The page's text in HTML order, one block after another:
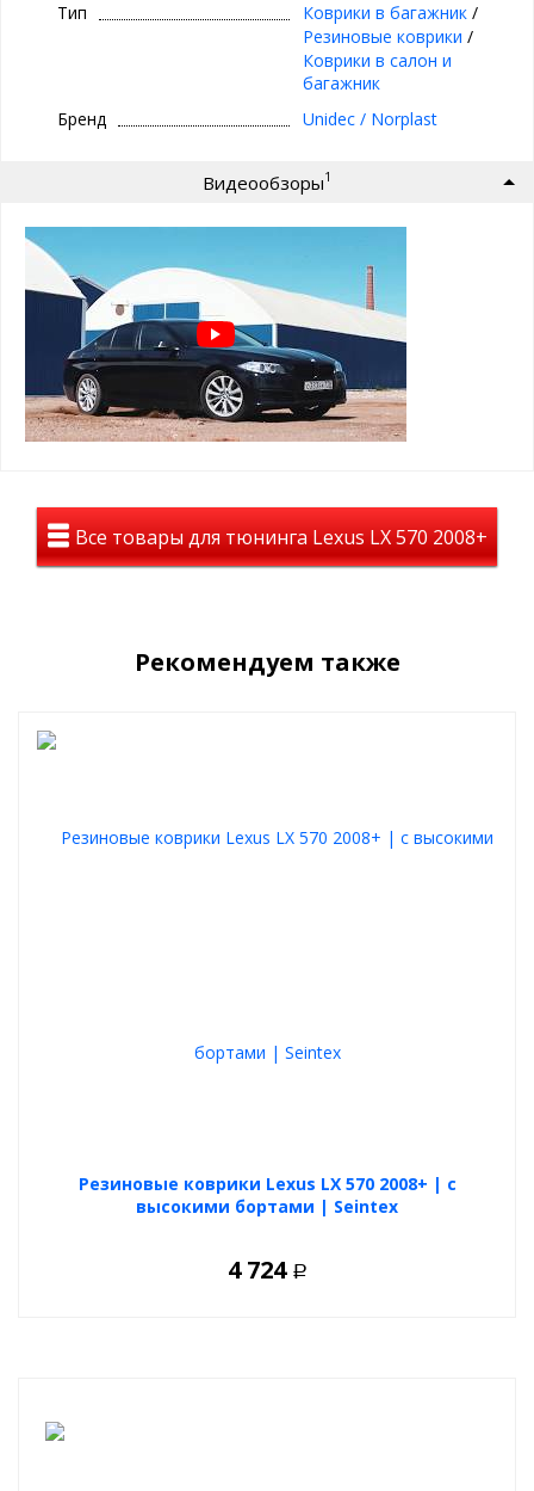
Особенности коврика в багажник
легко чистить
не деформируются
малый вес
не подвержен хим. веществам
Тип Коврики в багажник/
Резиновые коврики /
Коврики в салон и
багажник
Бренд
Unidec / Norplast
Видеообзоры1
Все товары для тюнинга Lexus LX 570 2008+
Рекомендуем также
Резиновые коврики Lexus LX 570 2008+ | с
высокими бортами | Seintex
4 724 Р